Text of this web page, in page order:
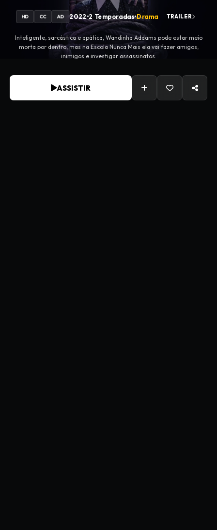
HD CC AD 2022•2 Temporadas•Drama TRAILER
Inteligente, sarcástica e apática, Wandinha Addams pode estar meio
morta por dentro, mas na Escola Nunca Mais ela vai fazer amigos,
inimigos e investigar assassinatos.
ASSISTIR